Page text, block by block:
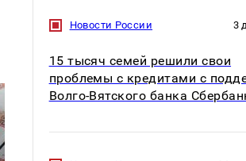
Новости России 3
15 тысяч семей решили свои
проблемы с кредитами с
Волго-Вятского банка